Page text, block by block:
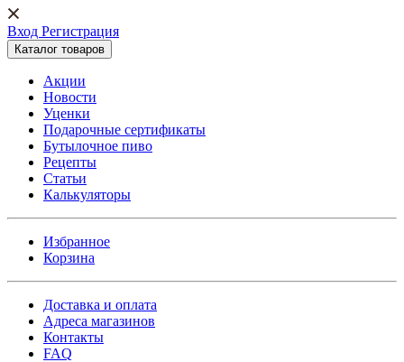
Вход Регистрация
Каталог товаров
Акции
Новости
Уценки
Подарочные сертификаты
Бутылочное пиво
Рецепты
Статьи
Калькуляторы
Избранное
Корзина
Доставка и оплата
Адреса магазинов
Контакты
FAQ